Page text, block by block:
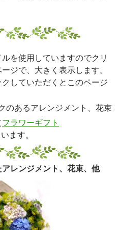
を使用していますのでクリ
ジで、大きく表示します。
クしていただくとこのページ
のあるアレンジメント、花束
フラワーギフト
ます。
レンジメント、花束、他